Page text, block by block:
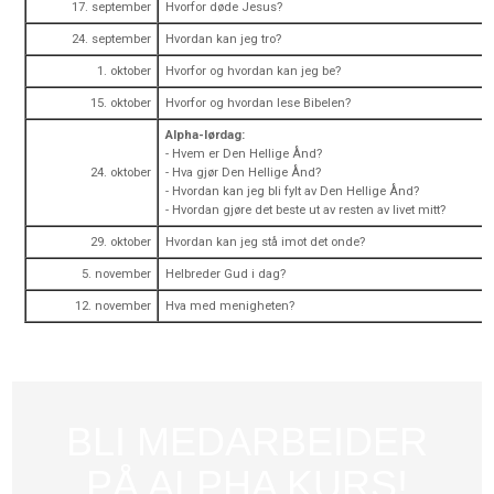
17. september Hvorfor døde Jesus?
24. september Hvordan kan jeg tro?
1. oktober Hvorfor og hvordan kan jeg be?
15. oktober Hvorfor og hvordan lese Bibelen?
24. oktober
Alpha-lørdag:
- Hvem er Den Hellige Ånd?
- Hva gjør Den Hellige Ånd?
- Hvordan kan jeg bli fylt av Den Hellige Ånd?
- Hvordan gjøre det beste ut av resten av livet mitt?
29. oktober Hvordan kan jeg stå imot det onde?
5. november Helbreder Gud i dag?
12. november Hva med menigheten?